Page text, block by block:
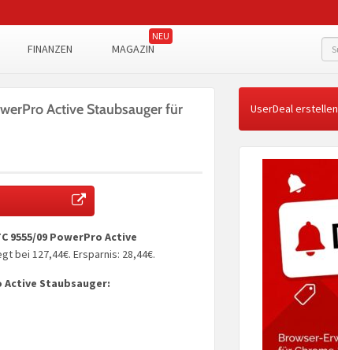
FINANZEN MAGAZIN
Active Staubsauger für
9555/09 PowerPro Active
bei 127,44€. Ersparnis: ​28,44€.
Active Staubsauger:
UserDeal erstellen